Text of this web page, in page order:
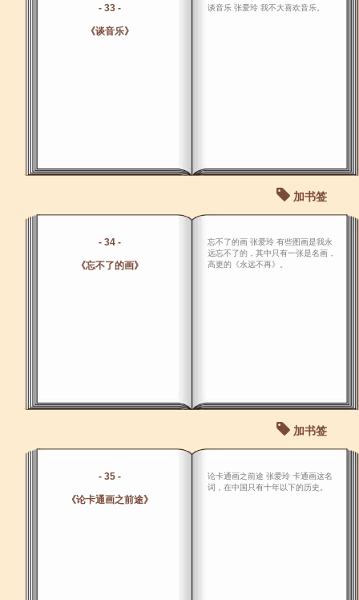
- 33 -
《谈音乐》
谈音乐 张爱玲 我不大喜欢音乐。
加书签
- 34 -
《忘不了的画》
忘不了的画 张爱玲 有些图画是我永
远忘不了的，其中只有一张是名画，
高更的《永远不再》。
加书签
- 35 -
《论卡通画之前途》
论卡通画之前途 张爱玲 卡通画这名
词，在中国只有十年以下的历史。